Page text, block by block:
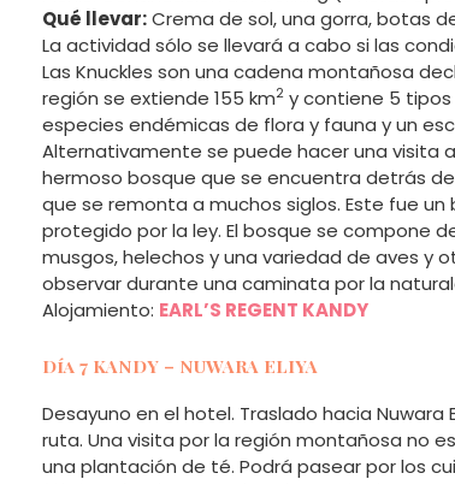
Qué llevar:Crema de sol, una gorra, botas
La actividad sólo se llevará a cabo si las
Las Knuckles son una cadena montañosa
región se extiende 155 km2 y contiene 5
especies endémicas de flora y fauna y un
Alternativamente se puede hacer una visita
hermoso bosque que se encuentra detrás
que se remonta a muchos siglos. Este fue
protegido por la ley. El bosque se compone
musgos, helechos y una variedad de aves y
observar durante una caminata por la
Alojamiento: EARL’S REGENT KANDY
Día 7 KANDY – NUWARA ELIYA
Desayuno en el hotel. Traslado hacia
ruta. Una visita por la región montañosa no
una plantación de té. Podrá pasear por los